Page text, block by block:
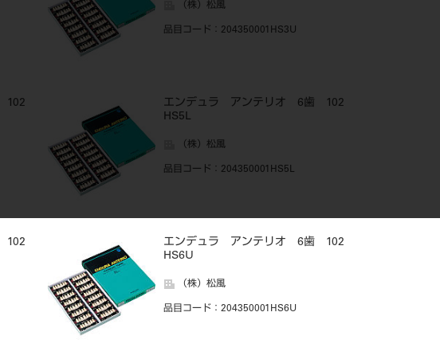
（株）松風
品目コード ：204350001HS3U
102
エンデュラ アンテリオ 6歯 102
HS5L
（株）松風
品目コード ：204350001HS5L
102
エンデュラ アンテリオ 6歯 102
HS6U
（株）松風
品目コード ：204350001HS6U